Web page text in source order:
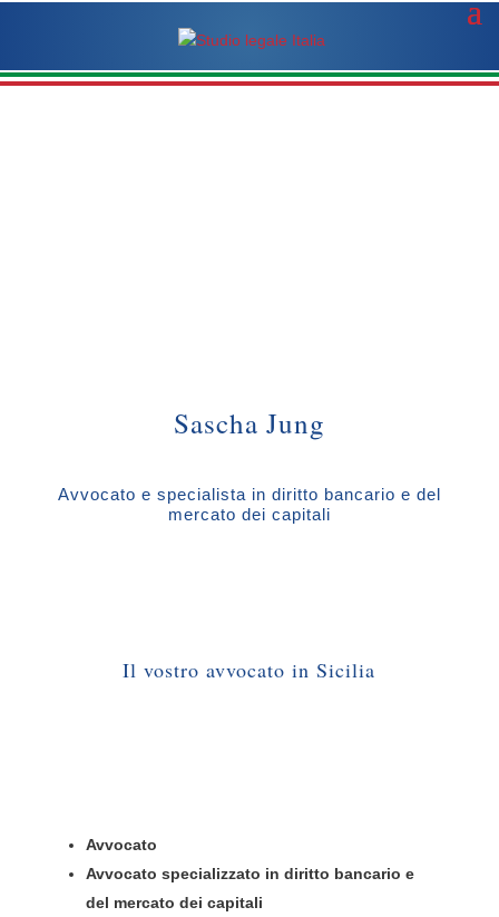
Sascha Jung
Avvocato e specialista in diritto bancario e del
mercato dei capitali
Il vostro avvocato in Sicilia
Avvocato
Avvocato specializzato in diritto bancario e
del mercato dei capitali